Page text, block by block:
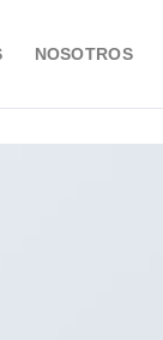
NOSOTROS